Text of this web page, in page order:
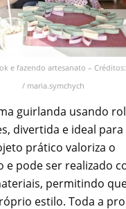
e fazendo artesanato –
/ maria.symchych
guirlanda usando
divertida e ideal
prático valoriza o
pode ser realizado
permitindo
estilo. Toda a